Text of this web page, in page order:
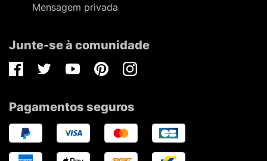
Mensagem privada
Junte-se à comunidade
FacebookTwitterYoutubePinterestInstagram
Pagamentos seguros